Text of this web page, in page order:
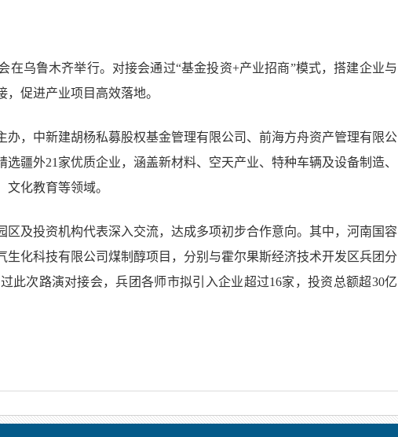
在乌鲁木齐举行。对接会通过“基金投资+产业招商”模式，搭建企业与
促进产业项目高效落地。
办，中新建胡杨私募股权基金管理有限公司、前海方舟资产管理有限公
疆外21家优质企业，涵盖新材料、空天产业、特种车辆及设备制造、
化教育等领域。
及投资机构代表深入交流，达成多项初步合作意向。其中，河南国容
化科技有限公司煤制醇项目，分别与霍尔果斯经济技术开发区兵团分
此次路演对接会，兵团各师市拟引入企业超过16家，投资总额超30亿